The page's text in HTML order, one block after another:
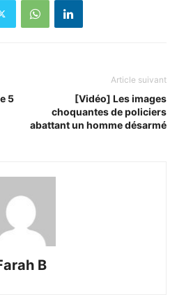
5
Article suivant
[Vidéo] Les images
choquantes de policiers
abattant un homme désarmé
B